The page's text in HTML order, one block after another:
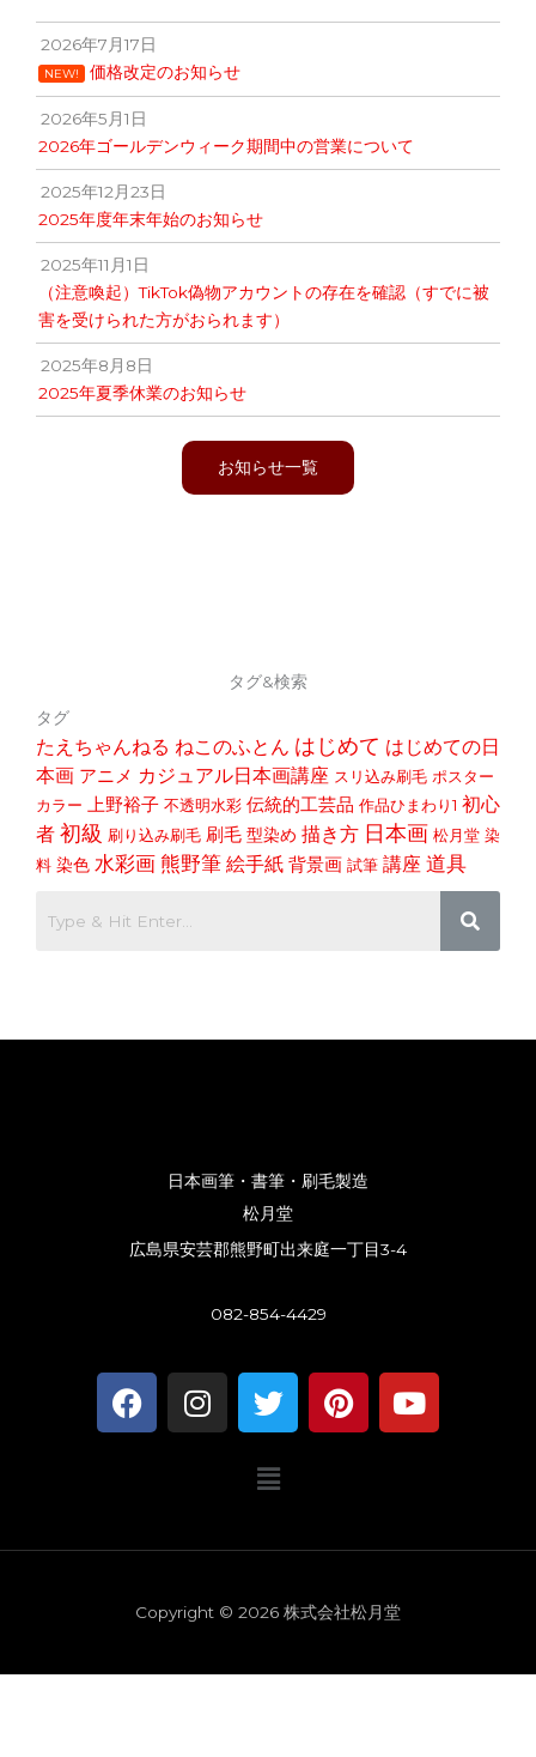
2026年7月17日
NEW! 価格改定のお知らせ
2026年5月1日
2026年ゴールデンウィーク期間中の営業について
2025年12月23日
2025年度年末年始のお知らせ
2025年11月1日
（注意喚起）TikTok偽物アカウントの存在を確認（すでに被
害を受けられた方がおられます）
2025年8月8日
2025年夏季休業のお知らせ
お知らせ一覧
タグ&検索
タグ
たえちゃんねる ねこのふとん はじめて はじめての日
本画 アニメ カジュアル日本画講座 スリ込み刷毛 ポスター
カラー 上野裕子 不透明水彩 伝統的工芸品 作品ひまわり1 初心
者 初級 刷り込み刷毛 刷毛 型染め 描き方 日本画 松月堂 染
料 染色 水彩画 熊野筆 絵手紙 背景画 試筆 講座 道具
日本画筆・書筆・刷毛製造
松月堂
広島県安芸郡熊野町出来庭一丁目3-4
082-854-4429
F
a
I
n
m
T
w
t
P
i
s
t
Y
o
メ
ニ
ー
Copyright © 2026 株式会社松月堂